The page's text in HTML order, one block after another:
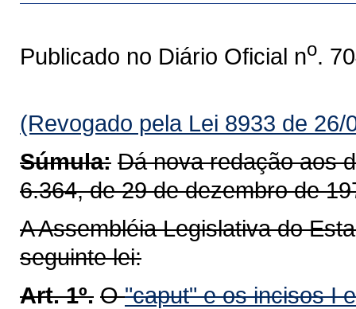
Publicado no Diário Oficial no.
(Revogado pela Lei 8933 de 26/
Súmula: Dá nova redação aos
6.364, de 29 de dezembro de
A Assembléia Legislativa do
seguinte lei:
Art. 1º. O"caput" e os incisos I